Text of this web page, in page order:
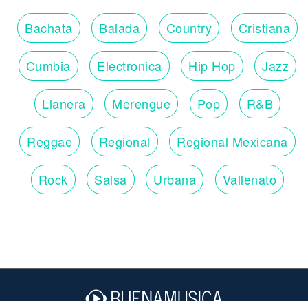
Bachata Balada Country Cristiana
Cumbia Electronica Hip Hop Jazz
Llanera Merengue Pop R&B
Reggae Regional Regional Mexicana
Rock Salsa Urbana Vallenato